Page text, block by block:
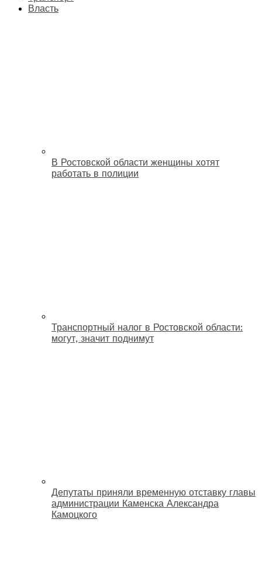
Власть
В Ростовской области женщины хотят
работать в полиции
Транспортный налог в Ростовской области:
могут, значит поднимут
Депутаты приняли временную отставку главы
администрации Каменска Александра
Камоцкого